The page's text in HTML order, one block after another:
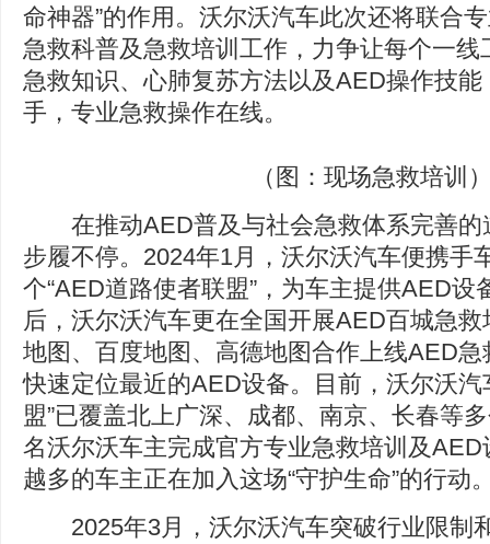
命神器”的作用。沃尔沃汽车此次还将联合
急救科普及急救培训工作，力争让每个一
急救知识、心肺复苏方法以及AED操作技能
手，专业急救操作在线。
（图：现场急救培训
在推动AED普及与社会急救体系完善的
步履不停。2024年1月，沃尔沃汽车便携手
个“AED道路使者联盟”，为车主提供AED设
后，沃尔沃汽车更在全国开展AED百城急
地图、百度地图、高德地图合作上线AED
快速定位最近的AED设备。目前，沃尔沃汽
盟”已覆盖北上广深、成都、南京、长春等
名沃尔沃车主完成官方专业急救培训及
越多的车主正在加入这场“守护生命”的行动
2025年3月，沃尔沃汽车突破行业限制